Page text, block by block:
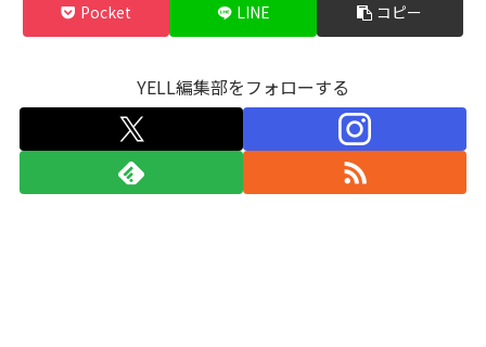
Pocket LINE コピー
YELL編集部をフォローする